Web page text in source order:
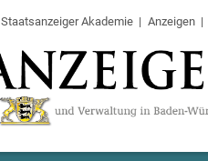
Staatsanzeiger Akademie Anzeigen